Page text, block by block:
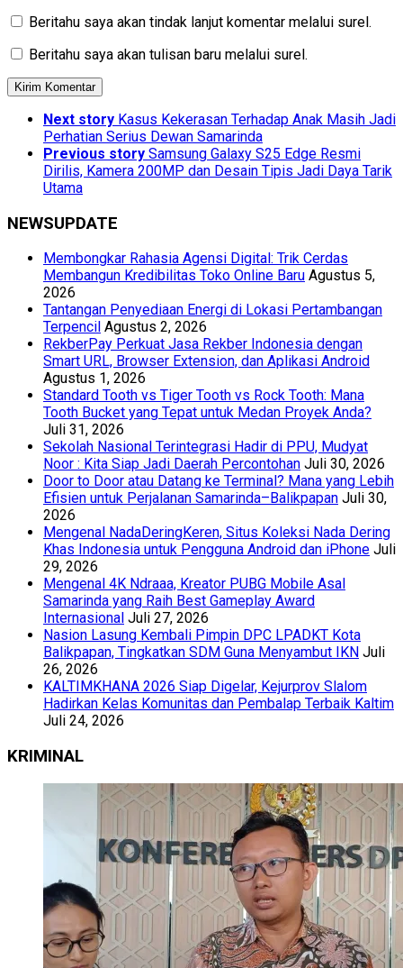
Beritahu saya akan tindak lanjut komentar melalui surel.
Beritahu saya akan tulisan baru melalui surel.
Next story Kasus Kekerasan Terhadap Anak Masih Jadi
Perhatian Serius Dewan Samarinda
Previous story Samsung Galaxy S25 Edge Resmi
Dirilis, Kamera 200MP dan Desain Tipis Jadi Daya Tarik
Utama
NEWSUPDATE
Membongkar Rahasia Agensi Digital: Trik Cerdas
Membangun Kredibilitas Toko Online Baru Agustus 5,
2026
Tantangan Penyediaan Energi di Lokasi Pertambangan
Terpencil Agustus 2, 2026
RekberPay Perkuat Jasa Rekber Indonesia dengan
Smart URL, Browser Extension, dan Aplikasi Android
Agustus 1, 2026
Standard Tooth vs Tiger Tooth vs Rock Tooth: Mana
Tooth Bucket yang Tepat untuk Medan Proyek Anda?
Juli 31, 2026
Sekolah Nasional Terintegrasi Hadir di PPU, Mudyat
Noor : Kita Siap Jadi Daerah Percontohan Juli 30, 2026
Door to Door atau Datang ke Terminal? Mana yang Lebih
Efisien untuk Perjalanan Samarinda–Balikpapan Juli 30,
2026
Mengenal NadaDeringKeren, Situs Koleksi Nada Dering
Khas Indonesia untuk Pengguna Android dan iPhone Juli
29, 2026
Mengenal 4K Ndraaa, Kreator PUBG Mobile Asal
Samarinda yang Raih Best Gameplay Award
Internasional Juli 27, 2026
Nasion Lasung Kembali Pimpin DPC LPADKT Kota
Balikpapan, Tingkatkan SDM Guna Menyambut IKN Juli
26, 2026
KALTIMKHANA 2026 Siap Digelar, Kejurprov Slalom
Hadirkan Kelas Komunitas dan Pembalap Terbaik Kaltim
Juli 24, 2026
KRIMINAL